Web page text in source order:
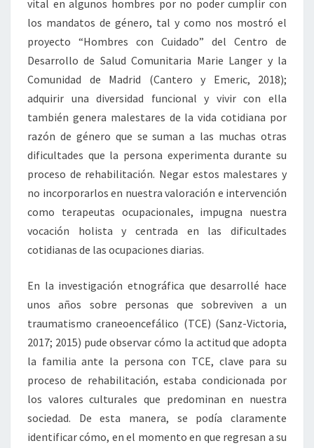
vital en algunos hombres por no poder cumplir con
los mandatos de género, tal y como nos mostró el
proyecto “Hombres con Cuidado” del Centro de
Desarrollo de Salud Comunitaria Marie Langer y la
Comunidad de Madrid (Cantero y Emeric, 2018);
adquirir una diversidad funcional y vivir con ella
también genera malestares de la vida cotidiana por
razón de género que se suman a las muchas otras
dificultades que la persona experimenta durante su
proceso de rehabilitación. Negar estos malestares y
no incorporarlos en nuestra valoración e intervención
como terapeutas ocupacionales, impugna nuestra
vocación holista y centrada en las dificultades
cotidianas de las ocupaciones diarias.
En la investigación etnográfica que desarrollé hace
unos años sobre personas que sobreviven a un
traumatismo craneoencefálico (TCE) (Sanz-Victoria,
2017; 2015) pude observar cómo la actitud que adopta
la familia ante la persona con TCE, clave para su
proceso de rehabilitación, estaba condicionada por
los valores culturales que predominan en nuestra
sociedad. De esta manera, se podía claramente
identificar cómo, en el momento en que regresan a su